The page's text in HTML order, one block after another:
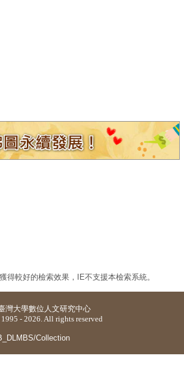
較好的檢索效果，IE不支援本檢索系統。
灣大學數位人文研究中心
- 2026. All rights reserved
Collection